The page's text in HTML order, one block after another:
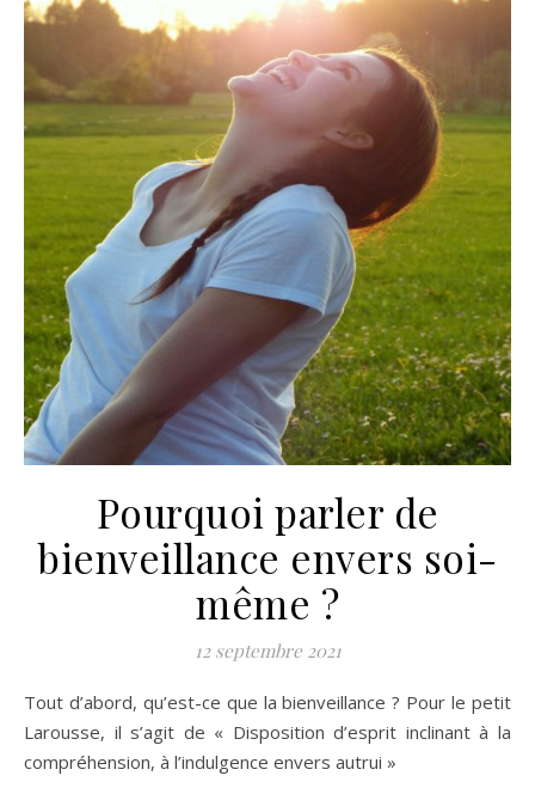
Pourquoi parler de
bienveillance envers soi-
même ?
12 septembre 2021
Tout d’abord, qu’est-ce que la bienveillance ? Pour le petit
Larousse, il s’agit de « Disposition d’esprit inclinant à la
compréhension, à l’indulgence envers autrui »